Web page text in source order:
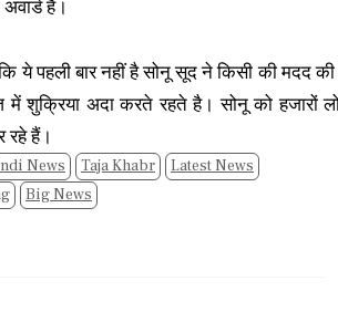
है।
ये पहली बार नहीं है सोनू सूद ने किसी की मदद
अदा करते रहते है। सोनू को हजारों
रहे हैं।
News Taja Khabr
Latest News
Big News